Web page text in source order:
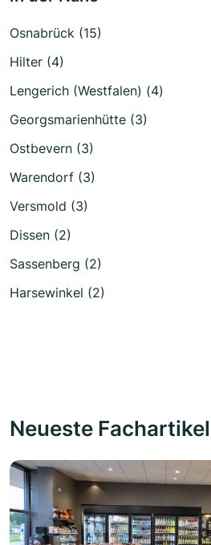
Osnabrück (15)
Hilter (4)
Lengerich (Westfalen) (4)
Georgsmarienhütte (3)
Ostbevern (3)
Warendorf (3)
Versmold (3)
Dissen (2)
Sassenberg (2)
Harsewinkel (2)
Neueste Fachartikel